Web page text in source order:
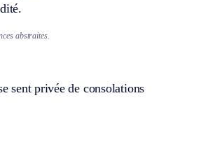
abstraites.
sent privée de consolations